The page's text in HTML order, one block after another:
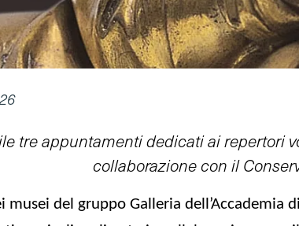
tre appuntamenti dedicati ai repertori
collaborazione con il
musei del gruppo Galleria dell’Accademia